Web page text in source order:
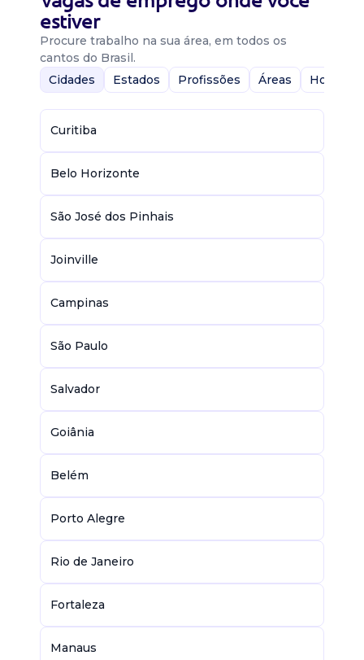
estiver
Procure trabalho na sua área, em todos os
cantos do Brasil.
Cidades
Estados Profissões Áreas Home-
Curitiba
Belo Horizonte
São José dos Pinhais
Joinville
Campinas
São Paulo
Salvador
Goiânia
Belém
Porto Alegre
Rio de Janeiro
Fortaleza
Manaus